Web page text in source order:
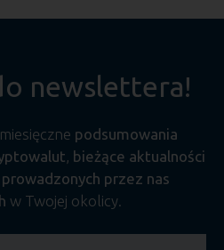
newslettera!
podsumowania
, bieżące aktualności
przez nas
w Twojej okolicy.